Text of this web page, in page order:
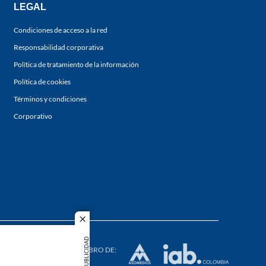
close
PUBLICIDAD
LEGAL
Condiciones de acceso a la red
Responsabilidad corporativa
Política de tratamiento de la información
Política de cookies
Términos y condiciones
Corporativo
in
MIEMBRO DE: